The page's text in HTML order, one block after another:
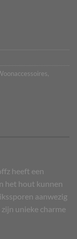
,
heeft een
het hout kunnen
aanwezig
unieke charme